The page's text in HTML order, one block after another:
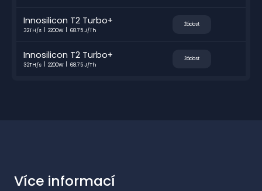
Innosilicon T2 Turbo+
32TH/s 2200W 68.75 J/Th
Žádost
Innosilicon T2 Turbo+
32TH/s 2200W 68.75 J/Th
Žádost
Více informací